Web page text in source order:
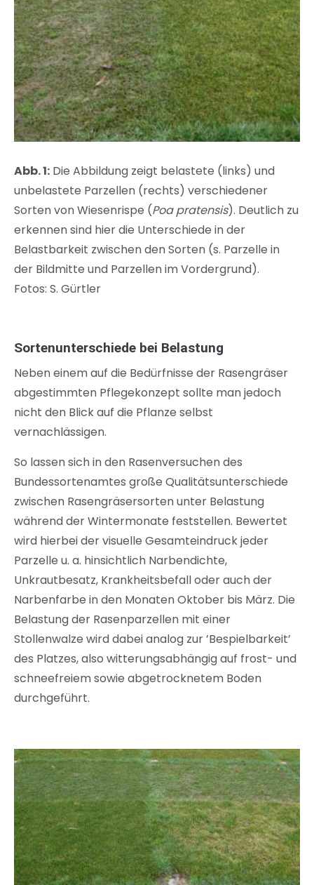
Abb. 1: Die Abbildung zeigt belastete (links) und
unbelastete Parzellen (rechts) verschiedener
Sorten von Wiesenrispe (Poa pratensis). Deutlich zu
erkennen sind hier die Unterschiede in der
Belastbarkeit zwischen den Sorten (s. Parzelle in
der Bildmitte und Parzellen im Vordergrund).
Fotos: S. Gürtler
Sortenunterschiede bei Belastung
Neben einem auf die Bedürfnisse der Rasengräser
abgestimmten Pflegekonzept sollte man jedoch
nicht den Blick auf die Pflanze selbst
vernachlässigen.
So lassen sich in den Rasenversuchen des
Bundessortenamtes große Qualitätsunterschiede
zwischen Rasengräsersorten unter Belastung
während der Wintermonate feststellen. Bewertet
wird hierbei der visuelle Gesamteindruck jeder
Parzelle u. a. hinsichtlich Narbendichte,
Unkrautbesatz, Krankheitsbefall oder auch der
Narbenfarbe in den Monaten Oktober bis März. Die
Belastung der Rasenparzellen mit einer
Stollenwalze wird dabei analog zur ’Bespielbarkeit’
des Platzes, also witterungsabhängig auf frost- und
schneefreiem sowie abgetrocknetem Boden
durchgeführt.